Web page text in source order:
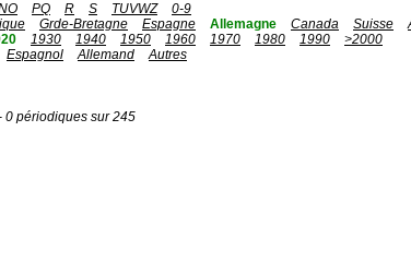
PQ R S TUVWZ
0-9
Grde-Bretagne Espagne Allemagne Canada Suisse
1930 1940 1950 1960 1970 1980 1990
>2000
Espagnol Allemand
Autres
0 périodiques sur 245